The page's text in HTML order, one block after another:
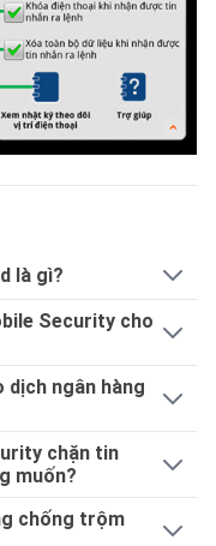
là gì?
Security cho
dịch ngân hàng
chặn tin
muốn?
chống trộm